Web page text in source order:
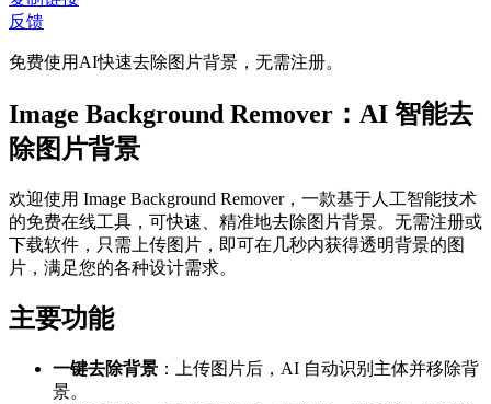
反馈
免费使用AI快速去除图片背景，无需注册。
Image Background Remover：AI 智能去
除图片背景
欢迎使用 Image Background Remover，一款基于人工智能技术
的免费在线工具，可快速、精准地去除图片背景。无需注册或
下载软件，只需上传图片，即可在几秒内获得透明背景的图
片，满足您的各种设计需求。
主要功能
一键去除背景 ：上传图片后，AI 自动识别主体并移除背
景。